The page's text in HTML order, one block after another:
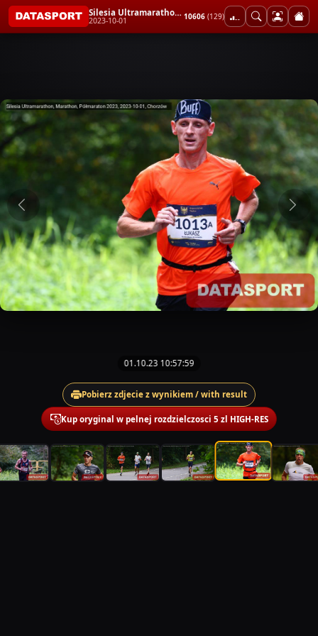
Silesia Ultramarathon, Marathon, Półmaraton 2023
2023-10-01 10606 (129)
01.10.23 10:57:59
Pobierz zdjecie z wynikiem / with result
Kup oryginal w pelnej rozdzielczosci 5 zl HIGH-RES